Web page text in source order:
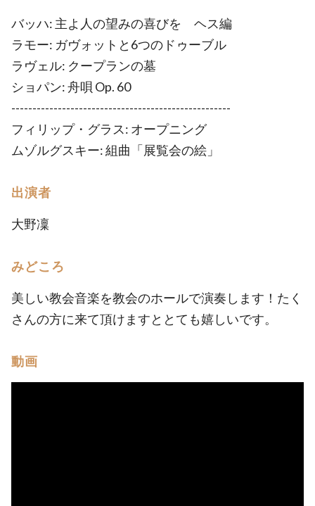
バッハ: 主よ人の望みの喜びを ヘス編
ラモー: ガヴォットと6つのドゥーブル
ラヴェル: クープランの墓
ショパン: 舟唄 Op. 60
----------------------------------------------------
フィリップ・グラス: オープニング
ムゾルグスキー: 組曲「展覧会の絵」
出演者
大野凜
みどころ
美しい教会音楽を教会のホールで演奏します！たく
さんの方に来て頂けますととても嬉しいです。
動画